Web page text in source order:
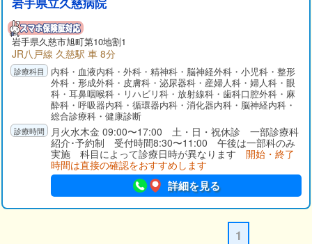
岩手県久慈市旭町第10地割1
JR八戸線 久慈駅 車 8分
内科・血液内科・外科・精神科・脳神経外科・小児科・整形
外科・形成外科・皮膚科・泌尿器科・産婦人科・婦人科・眼
科・耳鼻咽喉科・リハビリ科・放射線科・歯科口腔外科・麻
酔科・呼吸器内科・循環器内科・消化器内科・脳神経内科・
総合診療科・健康診断
月火水木金 09:00〜17:00 土・日・祝休診 一部診療科
紹介･予約制 受付時間8:30〜11:00 午後は一部科のみ
実施 科目によって診療日時が異なります 開始・終了
時間は直接の確認をおすすめします
詳細を見る
1